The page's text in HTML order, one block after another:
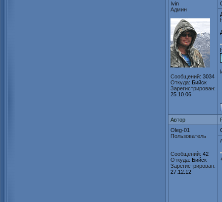
Ivin
Админ
Сообщений: 3034
Откуда: Бийск
Зарегистрирован:
25.10.06
Автор
Oleg-01
Пользователь
Сообщений: 42
Откуда: Бийск
Зарегистрирован:
27.12.12